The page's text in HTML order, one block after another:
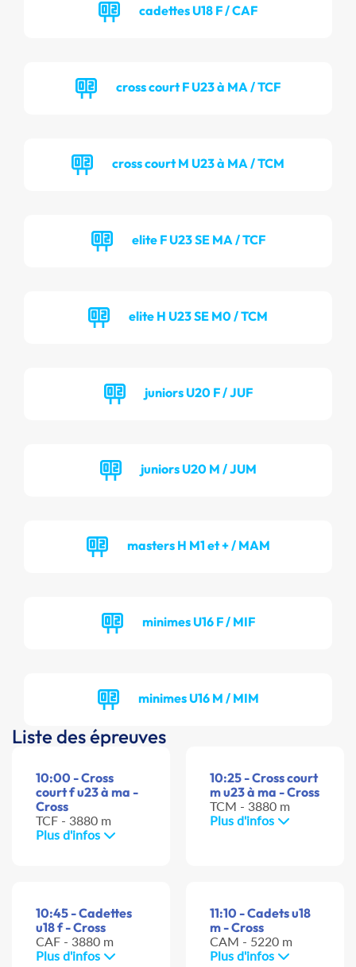
cadettes U18 F / CAF
cross court F U23 à MA / TCF
cross court M U23 à MA / TCM
elite F U23 SE MA / TCF
elite H U23 SE M0 / TCM
juniors U20 F / JUF
juniors U20 M / JUM
masters H M1 et + / MAM
minimes U16 F / MIF
minimes U16 M / MIM
Liste des épreuves
10:00 - Cross
court f u23 à ma -
Cross
TCF - 3880 m
Plus d'infos
10:25 - Cross court
m u23 à ma - Cross
TCM - 3880 m
Plus d'infos
10:45 - Cadettes
u18 f - Cross
CAF - 3880 m
Plus d'infos
11:10 - Cadets u18
m - Cross
CAM - 5220 m
Plus d'infos